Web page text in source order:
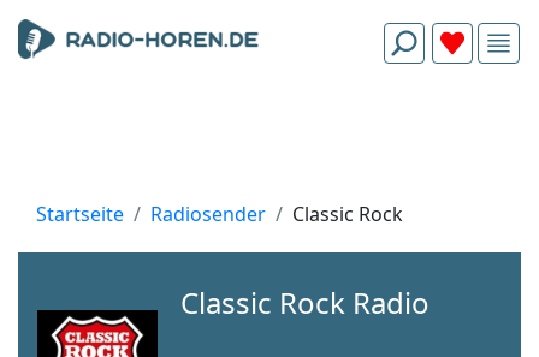
Startseite Radiosender Classic Rock
Classic Rock Radio